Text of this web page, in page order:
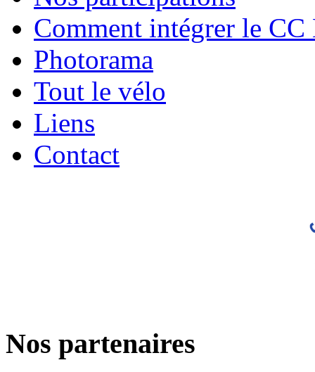
Comment intégrer le
Photorama
Tout le vélo
Liens
Contact
Nos partenaires